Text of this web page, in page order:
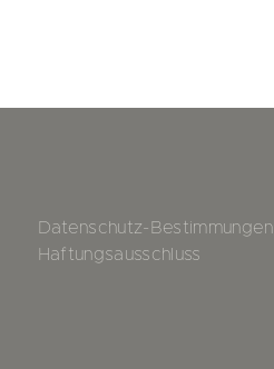
Datenschutz-Bestimmungen
Haftungsausschluss